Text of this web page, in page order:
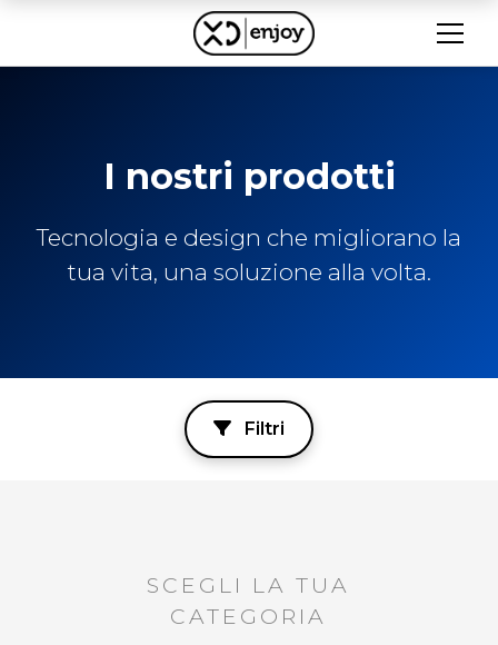
I nostri prodotti
Tecnologia e design che migliorano la
tua vita, una soluzione alla volta.
Filtri
SCEGLI LA TUA
CATEGORIA